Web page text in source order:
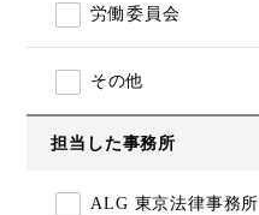
労働委員会
その他
担当した事務所
ALG 東京法律事務所